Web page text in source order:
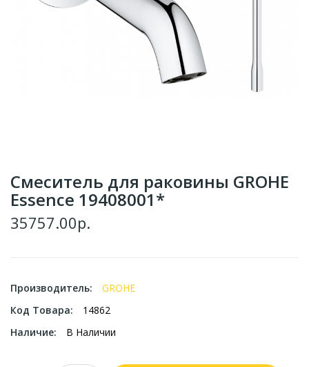
Смеситель для раковины GROHE
Essence 19408001*
35757.00р.
Производитель:
GROHE
Код Товара:
14862
Наличие:
В Наличии